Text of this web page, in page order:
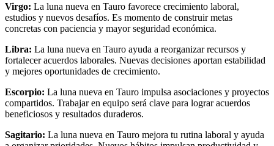
Virgo: La luna nueva en Tauro favorece crecimiento laboral,
estudios y nuevos desafíos. Es momento de construir metas
concretas con paciencia y mayor seguridad económica.
Libra: La luna nueva en Tauro ayuda a reorganizar recursos y
fortalecer acuerdos laborales. Nuevas decisiones aportan estabilidad
y mejores oportunidades de crecimiento.
Escorpio: La luna nueva en Tauro impulsa asociaciones y proyectos
compartidos. Trabajar en equipo será clave para lograr acuerdos
beneficiosos y resultados duraderos.
Sagitario: La luna nueva en Tauro mejora tu rutina laboral y ayuda